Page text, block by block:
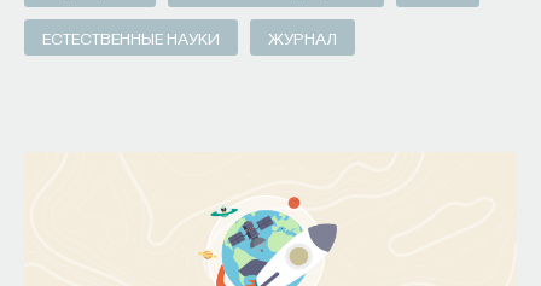
ЕСТЕСТВЕННЫЕ НАУКИ ЖУРНАЛ